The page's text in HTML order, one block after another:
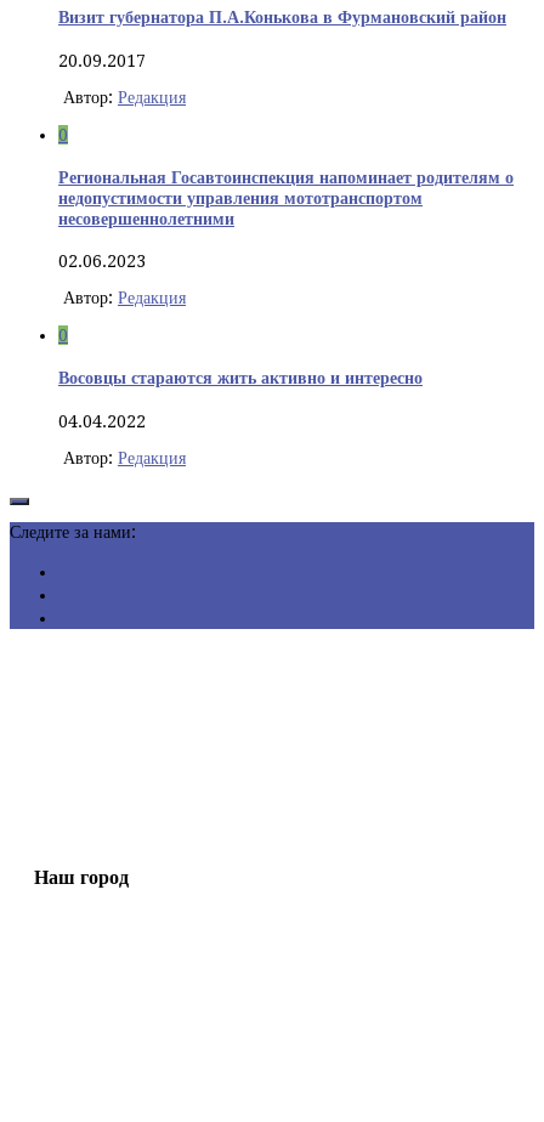
Визит губернатора П.А.Конькова в Фурмановский район
20.09.2017
Автор: Редакция
0
Региональная Госавтоинспекция напоминает родителям о
недопустимости управления мототранспортом
несовершеннолетними
02.06.2023
Автор: Редакция
0
Восовцы стараются жить активно и интересно
04.04.2022
Автор: Редакция
Следите за нами:
Наш город